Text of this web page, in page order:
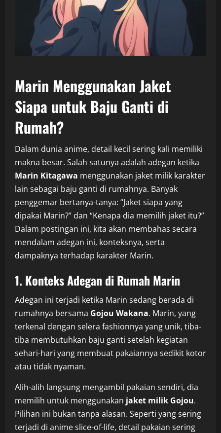
Marin Menggunakan Jaket
Siapa untuk Baju Ganti di
Rumah?
Dalam dunia anime, detail kecil sering kali memiliki
makna besar. Salah satunya adalah adegan ketika
Marin Kitagawa menggunakan jaket milik karakter
lain sebagai baju ganti di rumahnya. Banyak
penggemar bertanya-tanya: “Jaket siapa yang
dipakai Marin?” dan “Kenapa dia memilih jaket itu?”
Dalam postingan ini, kita akan membahas secara
mendalam adegan ini, konteksnya, serta
dampaknya terhadap karakter Marin.
1. Konteks Adegan di Rumah Marin
Adegan ini terjadi ketika Marin sedang berada di
rumahnya bersama Gojou Wakana. Marin, yang
terkenal dengan selera fashionnya yang unik, tiba-
tiba membutuhkan baju ganti setelah kegiatan
sehari-hari yang membuat pakaiannya sedikit kotor
atau tidak nyaman.
Alih-alih langsung mengambil pakaian sendiri, dia
memilih untuk menggunakan jaket milik Gojou.
Pilihan ini bukan tanpa alasan. Seperti yang sering
terjadi di anime slice-of-life, detail pakaian sering